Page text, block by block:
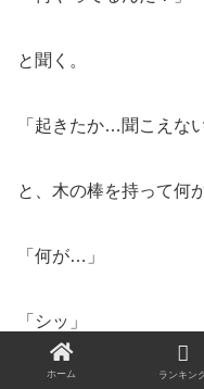
と聞く。
「起きたか…聞こえな
と、木の棒を持って何
「何が…」
「シッ」
ホーム ランキン